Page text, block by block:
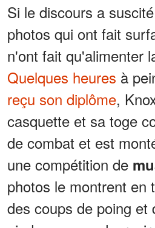
Si le discours a
photos qui ont fait
n'ont fait qu'alimenter
Quelques heures à
reçu son diplôme,
casquette et sa toge
de combat et est
une compétition de
photos le montrent en
des coups de poing et